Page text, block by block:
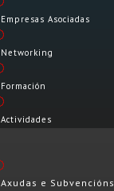
Empresas Asociadas
Networking
Formación
Actividades
Axudas e Subvencións